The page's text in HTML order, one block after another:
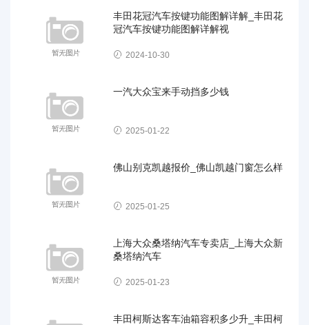
丰田花冠汽车按键功能图解详解_丰田花
冠汽车按键功能图解详解视
2024-10-30
一汽大众宝来手动挡多少钱
2025-01-22
佛山别克凯越报价_佛山凯越门窗怎么样
2025-01-25
上海大众桑塔纳汽车专卖店_上海大众新
桑塔纳汽车
2025-01-23
丰田柯斯达客车油箱容积多少升_丰田柯